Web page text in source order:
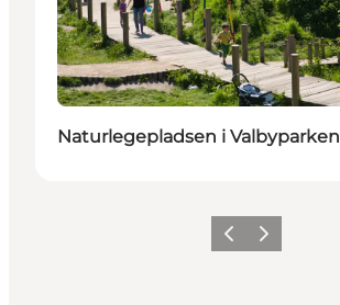
Naturlegepladsen i Valbyparken
Previous
Next